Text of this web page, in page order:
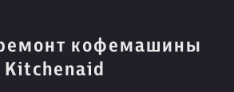
кофемашины
Kitchenaid